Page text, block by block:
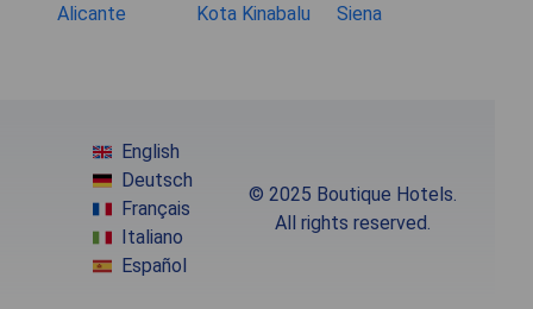
Alicante
Kota Kinabalu Siena
English
Deutsch
Français
Italiano
Español
© 2025 Boutique Hotels.
All rights reserved.